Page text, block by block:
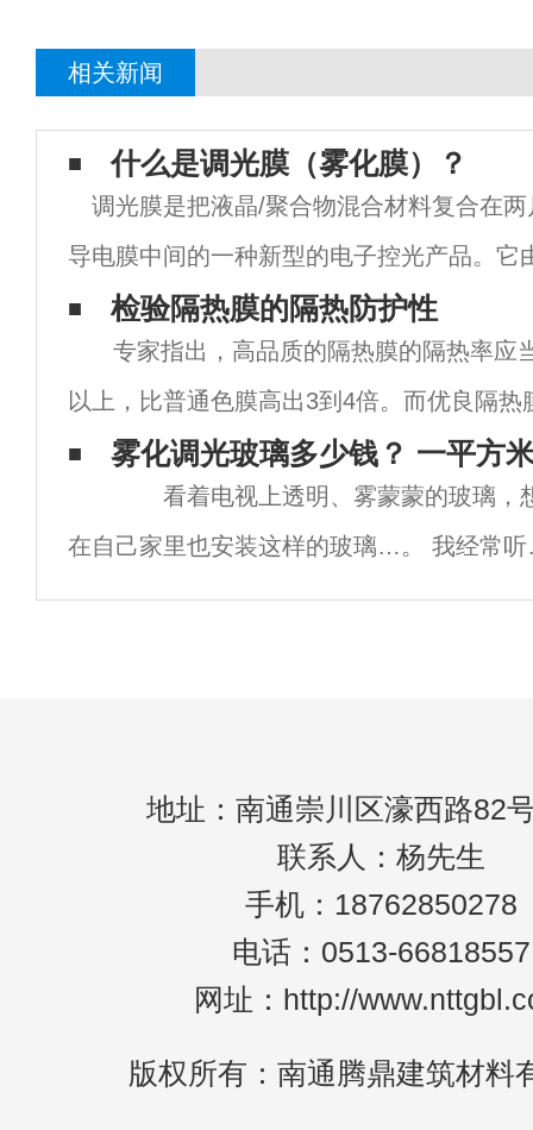
相关新闻
什么是调光膜（雾化膜）？
调光膜是把液晶/聚合物混合材料复合在
导电膜中间的一种新型的电子控光产品。它
脂、柔性ITO透明导电膜、PDLC聚合物分
ITO透明导电膜、PET涤纶树脂组成
检验隔热膜的隔热防护性
专家指出，高品质的隔热膜的隔热率应
以上，比普通色膜高出3到4倍。而优良隔热
效 果则有百分之85甚至高达百分之99，能
作用；相反，普
雾化调光玻璃多少钱？ 一平方
看着电视上透明、雾蒙蒙的玻璃，
在自己家里也安装这样的玻璃…。 我经常听
说，我知道大家都很喜欢调光玻璃。 但是，
地址：南通崇川区濠西路82
联系人：杨先生
手机：18762850278
电话：0513-66818557
网址：http://
版权所有：南通腾鼎建筑材料